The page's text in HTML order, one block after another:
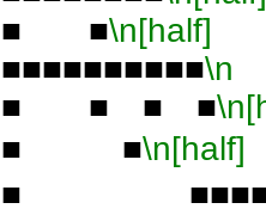
■ ■\n[half]
■■■■■■■■■■\n
■ ■ ■ ■
■ ■\n[half]
■